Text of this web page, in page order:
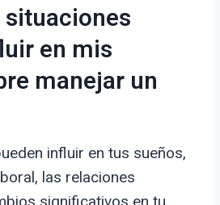
situaciones
en mis
manejar un
influir en tus sueños,
las relaciones